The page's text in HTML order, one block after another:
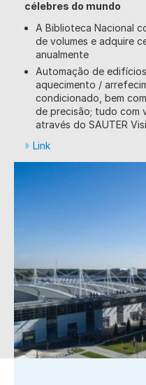
célebres do mundo
A Biblioteca Nacional
de volumes e adquire
anualmente
Automação de
aquecimento /
condicionado, bem
de precisão; tudo com
através do SAUTER
Link